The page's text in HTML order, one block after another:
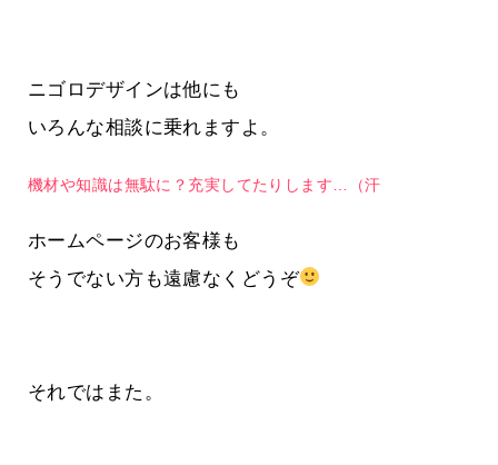
ニゴロデザインは他にも
いろんな相談に乗れますよ。
機材や知識は無駄に？充実してたりします…（汗
ホームページのお客様も
そうでない方も遠慮なくどうぞ
それではまた。